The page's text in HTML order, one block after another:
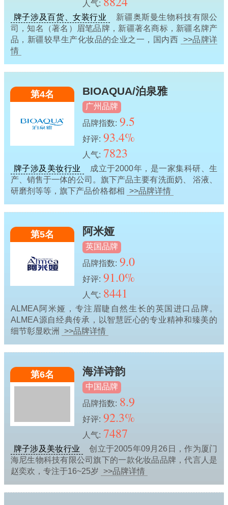
人气:
牌子涉及百货、女装行业
新疆奥斯曼生物科技有限公
司，知名（著名）眉笔品牌，新疆著名商标，新疆名牌产
品，新疆较早生产化妆品的企业之一，国内西 >>品牌详
情
第4名 BIOAQUA/泊泉雅
广州品牌
品牌指数: 9.5
好评: 93.4%
人气: 7823
牌子涉及美妆行业
成立于2000年，是一家集科研、生
产、销售于一体的公司。旗下产品主要有洗面奶、 浴液、
研磨剂等等，旗下产品价格都相 >>品牌详情
第5名 阿米娅
英国品牌
品牌指数: 9.0
好评: 91.0%
人气: 8441
ALMEA阿米娅，专注眉睫自然生长的英国进口品牌。
ALMEA源自经典传承，以智慧匠心的专业精神和臻美的
细节彰显欧洲
>>品牌详情
第6名 海洋诗韵
中国品牌
品牌指数: 8.9
好评: 92.3%
人气: 7487
牌子涉及美妆行业
创立于2005年09月26日，作为厦门
海尼生物科技有限公司旗下的一款化妆品品牌，代言人是
赵奕欢，专注于16~25岁 >>品牌详情